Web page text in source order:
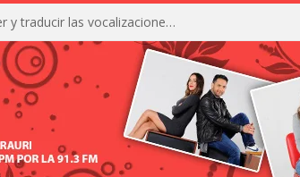
La IA está acercándonos a comprender y traducir las vocalizaciones y comportamientos de nuestras mascotas